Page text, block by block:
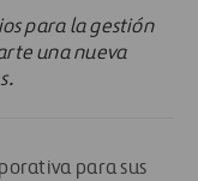
para la gestión
una nueva
para sus